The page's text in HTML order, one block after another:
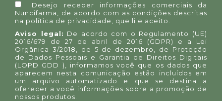
Desejo receber informações comerciais da
Nuncifarma, de acordo com as condições descritas
na política de privacidade
, que li e aceito.
Aviso legal: De acordo com o Regulamento (UE)
2016/679 de 27 de abril de 2016 (GDPR) e a Lei
Orgânica 3/2018, de 5 de dezembro, de Proteção
de Dados Pessoais e Garantia de Direitos Digitais
(LOPD GDD ), informamos você que os dados que
aparecem nesta comunicação estão incluídos em
um arquivo automatizado e que se destina a
oferecer a você informações sobre a promoção de
nossos produtos.